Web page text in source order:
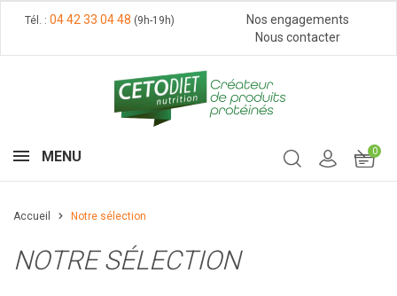
Tél. : 04 42 33 04 48 (9h-19h)
Nos engagements
Nous contacter
MENU 0
Accueil Notre sélection
NOTRE SÉLECTION